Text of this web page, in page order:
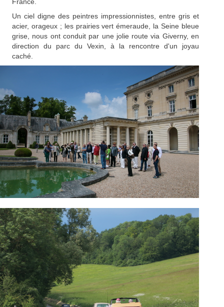
Un ciel digne des peintres impressionnistes, entre gris et
acier, orageux ; les prairies vert émeraude, la Seine bleue
grise, nous ont conduit par une jolie route via Giverny, en
direction du parc du Vexin, à la rencontre d'un joyau
caché.